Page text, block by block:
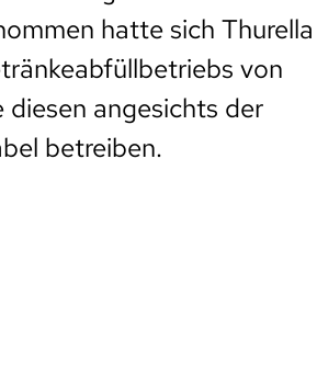
hatte sich Thurella
von
diesen angesichts der
betreiben.